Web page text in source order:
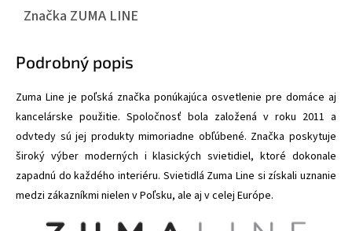
Značka ZUMA LINE
Podrobný popis
Zuma Line je poľská značka ponúkajúca osvetlenie pre domáce aj
kancelárske použitie. Spoločnosť bola založená v roku 2011 a
odvtedy sú jej produkty mimoriadne obľúbené. Značka poskytuje
široký výber moderných i klasických svietidiel, ktoré dokonale
zapadnú do každého interiéru. Svietidlá Zuma Line si získali uznanie
medzi zákazníkmi nielen v Poľsku, ale aj v celej Európe.